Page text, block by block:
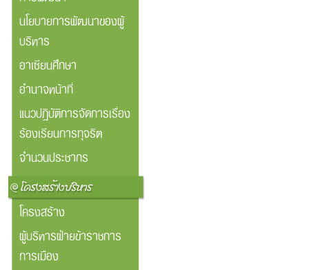
นโยบายการพัฒนาของผู้
บริหาร
อาเซียนศึกษา
อำนาจหน้าที่
แนวปฏิบัติการจัดการเรื่อง
ร้องเรียนการทุจริต
จำนวนประชากร
โครงสร้าง
ผู้บริหารฝ่ายข้าราชการ
การเมือง